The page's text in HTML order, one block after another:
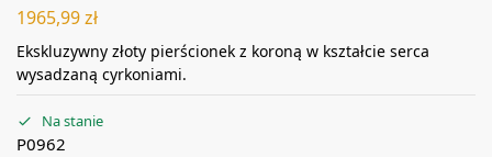
1965,99zł
Ekskluzywny złoty pierścionek z koroną w kształcie serca
wysadzaną cyrkoniami.
Na stanie
P0962